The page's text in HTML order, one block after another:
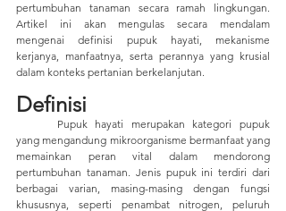
pertumbuhan tanaman secara ramah lingkungan.
Artikel ini akan mengulas secara mendalam
mengenai definisi pupuk hayati, mekanisme
kerjanya, manfaatnya, serta perannya yang krusial
dalam konteks pertanian berkelanjutan.
Definisi
yang mengandung mikroorganisme bermanfaat yang
memainkan peran vital dalam mendorong
pertumbuhan tanaman. Jenis pupuk ini terdiri dari
berbagai varian, masing-masing dengan fungsi
khususnya, seperti penambat nitrogen, peluruh